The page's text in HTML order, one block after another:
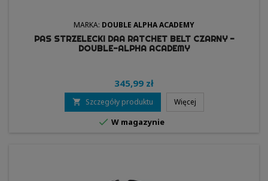
MARKA: DOUBLE ALPHA ACADEMY
PAS STRZELECKI DAA RATCHET BELT CZARNY -
DOUBLE-ALPHA ACADEMY
345,99 zł
 Szczegóły produktu Więcej
 W magazynie